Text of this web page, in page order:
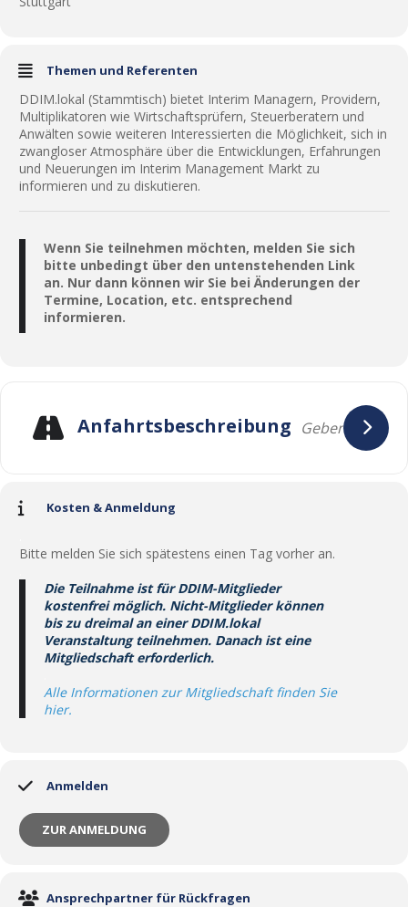
Themen und Referenten
DDIM.lokal (Stammtisch) bietet Interim Managern, Providern,
Multiplikatoren wie Wirtschaftsprüfern, Steuerberatern und
Anwälten sowie weiteren Interessierten die Möglichkeit, sich in
zwangloser Atmosphäre über die Entwicklungen, Erfahrungen
und Neuerungen im Interim Management Markt zu
informieren und zu diskutieren.
Wenn Sie teilnehmen möchten, melden Sie sich
bitte unbedingt über den untenstehenden Link
an. Nur dann können wir Sie bei Änderungen der
Termine, Location, etc. entsprechend
informieren.
Anfahrtsbeschreibung
Kosten & Anmeldung
Bitte melden Sie sich spätestens einen Tag vorher an.
Die Teilnahme ist für DDIM-Mitglieder
kostenfrei möglich. Nicht-Mitglieder können
bis zu dreimal an einer DDIM.lokal
Veranstaltung teilnehmen. Danach ist eine
Mitgliedschaft erforderlich.
Alle Informationen zur Mitgliedschaft finden Sie
hier.
Anmelden
ZUR ANMELDUNG
Ansprechpartner für Rückfragen